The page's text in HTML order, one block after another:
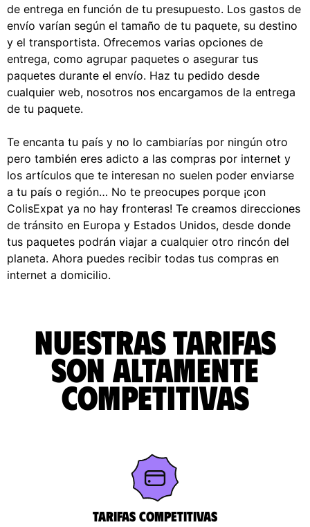
de entrega en función de tu presupuesto. Los gastos de
envío varían según el tamaño de tu paquete, su destino
y el transportista. Ofrecemos varias opciones de
entrega, como agrupar paquetes o asegurar tus
paquetes durante el envío. Haz tu pedido desde
cualquier web, nosotros nos encargamos de la entrega
de tu paquete.
Te encanta tu país y no lo cambiarías por ningún otro
pero también eres adicto a las compras por internet y
los artículos que te interesan no suelen poder enviarse
a tu país o región… No te preocupes porque ¡con
ColisExpat ya no hay fronteras! Te creamos direcciones
de tránsito en Europa y Estados Unidos, desde donde
tus paquetes podrán viajar a cualquier otro rincón del
planeta. Ahora puedes recibir todas tus compras en
internet a domicilio.
Nuestras tarifas
son altamente
competitivas
Tarifas competitivas